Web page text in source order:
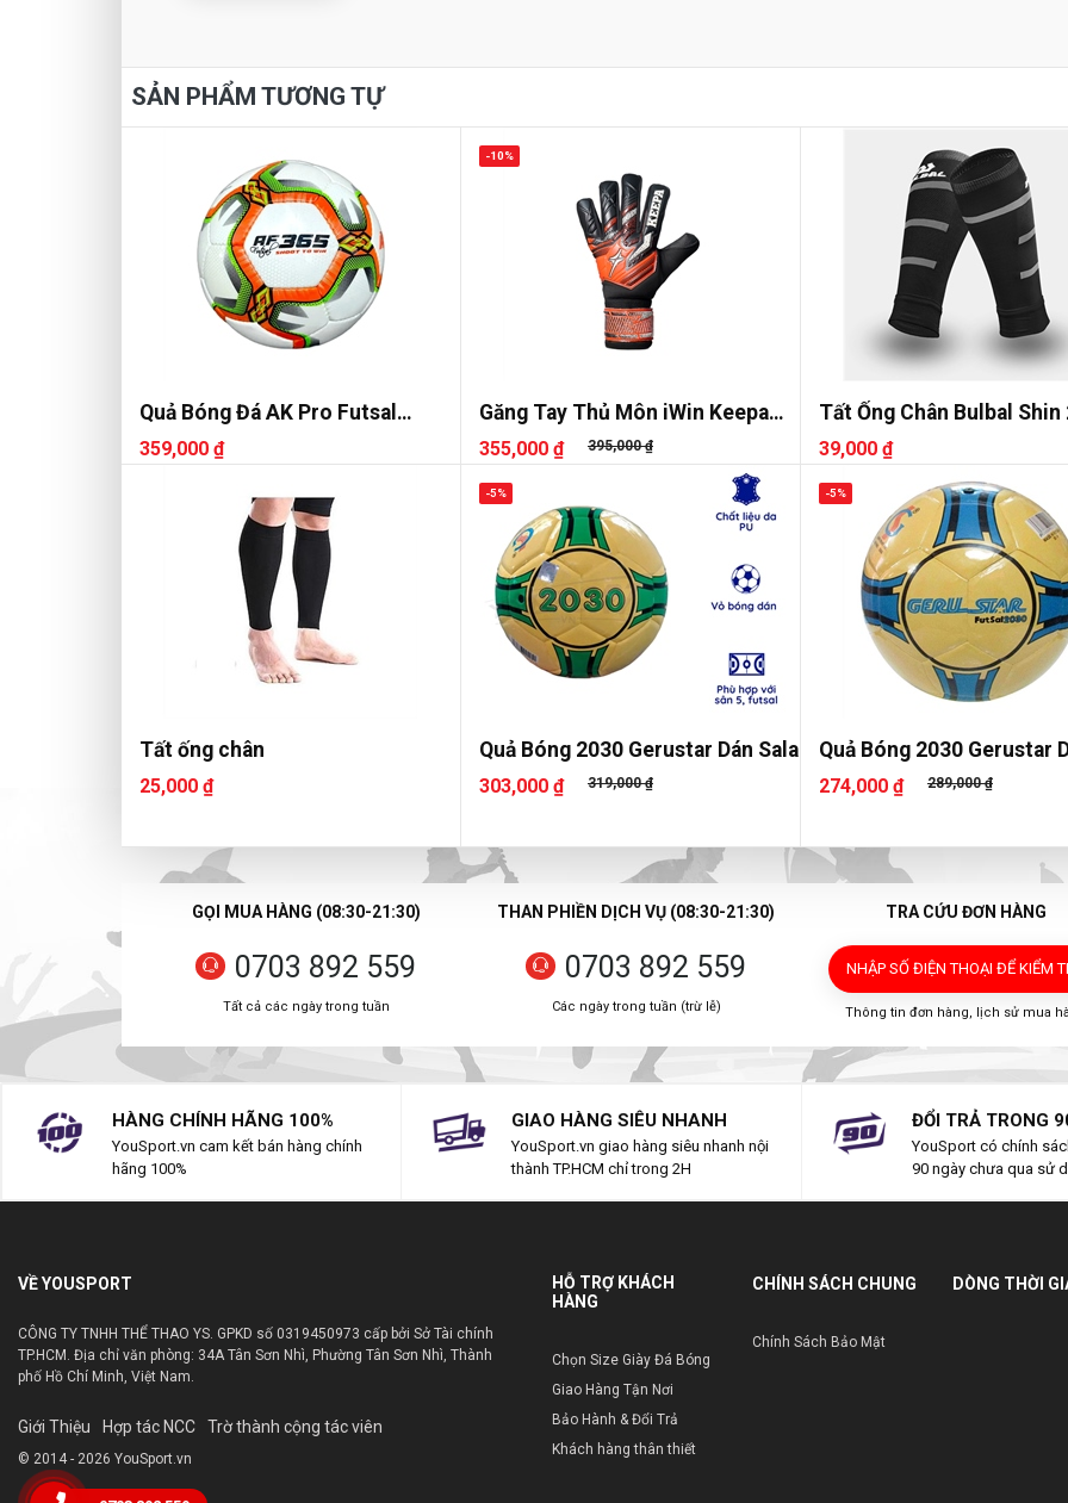
SẢN PHẨM TƯƠNG TỰ
Quả Bóng Đá AK Pro Futsal
AF365
359,000 ₫
Găng Tay Thủ Môn iWin Keepa
Flash
355,000 ₫ 395,000 ₫
-10%
Tất Ống Chân Bulbal Shin
39,000 ₫
Tất ống chân
25,000 ₫
Quả Bóng 2030 Gerustar Dán Sala
303,000 ₫ 319,000 ₫
-5%
Quả Bóng 2030 Gerustar
274,000 ₫ 289,000 ₫
-5%
GỌI MUA HÀNG (08:30-21:30)
0703 892 559
Tất cả các ngày trong tuần
THAN PHIỀN DỊCH VỤ (08:30-21:30)
0703 892 559
Các ngày trong tuần (trừ lễ)
TRA CỨU ĐƠN HÀNG
NHẬP SỐ ĐIỆN THOẠI ĐỂ KIỂM
Thông tin đơn hàng, lịch sử mua
HÀNG CHÍNH HÃNG 100%
YouSport.vn cam kết bán hàng chính
hãng 100%
GIAO HÀNG SIÊU NHANH
YouSport.vn giao hàng siêu nhanh nội
thành TP.HCM chỉ trong 2H
ĐỔI TRẢ TRONG
YouSport có chính
90 ngày chưa qua sử
VỀ YOUSPORT
CÔNG TY TNHH THỂ THAO YS. GPKD số 0319450973 cấp bởi Sở Tài chính
TP.HCM. Địa chỉ văn phòng: 34A Tân Sơn Nhì, Phường Tân Sơn Nhì, Thành
phố Hồ Chí Minh, Việt Nam.
Giới Thiệu Hợp tác NCC Trờ thành cộng tác viên
© 2014 - 2026 YouSport.vn
HỖ TRỢ KHÁCH
HÀNG
Chọn Size Giày Đá Bóng
Giao Hàng Tận Nơi
Bảo Hành & Đổi Trả
Khách hàng thân thiết
CHÍNH SÁCH CHUNG
Chính Sách Bảo Mật
DÒNG THỜI